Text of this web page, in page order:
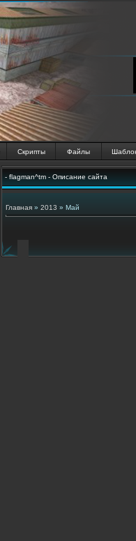
Скрипты Файлы
- flagman^tm - Описание сайта
Главная » 2013 » Май